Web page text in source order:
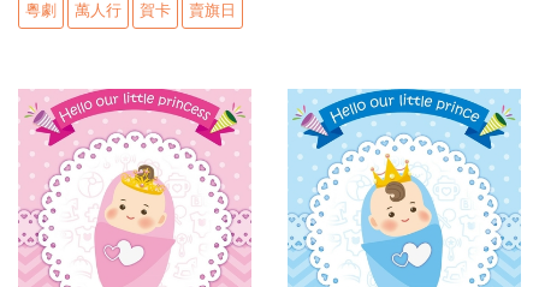
粵劇 萬人行 賀卡 賣旗日